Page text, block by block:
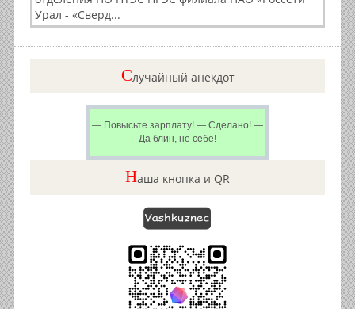
Урал - «Сверд...
Cлучайный анекдот
— Повысьте зарплату! — Сделано! —
Да блин, не себе!
Наша кнопка и QR